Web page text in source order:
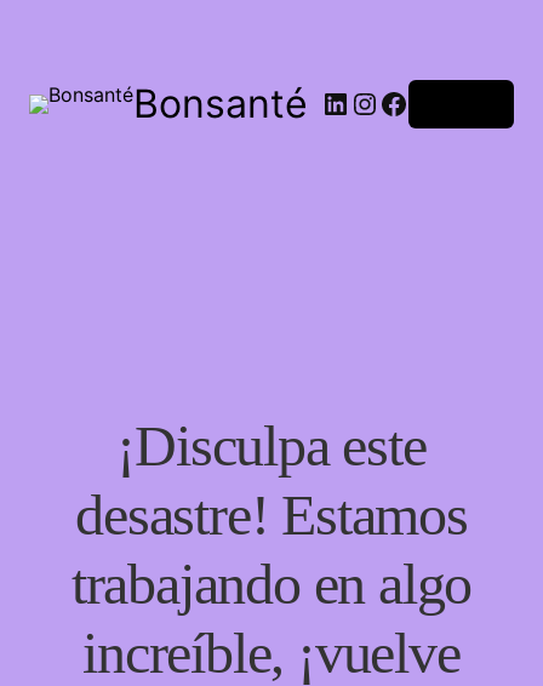
Bonsanté
¡Disculpa este
desastre! Estamos
trabajando en algo
increíble, ¡vuelve